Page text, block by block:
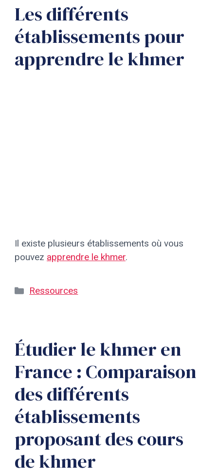
Les différents
établissements pour
apprendre le khmer
Il existe plusieurs établissements où vous
pouvez apprendre le khmer.
Catégories
Ressources
Étudier le khmer en
France : Comparaison
des différents
établissements
proposant des cours
de khmer